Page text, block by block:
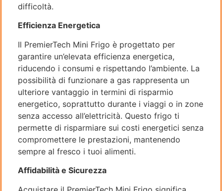
difficoltà.
Efficienza Energetica
Il PremierTech Mini Frigo è progettato per
garantire un’elevata efficienza energetica,
riducendo i consumi e rispettando l’ambiente. La
possibilità di funzionare a gas rappresenta un
ulteriore vantaggio in termini di risparmio
energetico, soprattutto durante i viaggi o in zone
senza accesso all’elettricità. Questo frigo ti
permette di risparmiare sui costi energetici senza
compromettere le prestazioni, mantenendo
sempre al fresco i tuoi alimenti.
Affidabilità e Sicurezza